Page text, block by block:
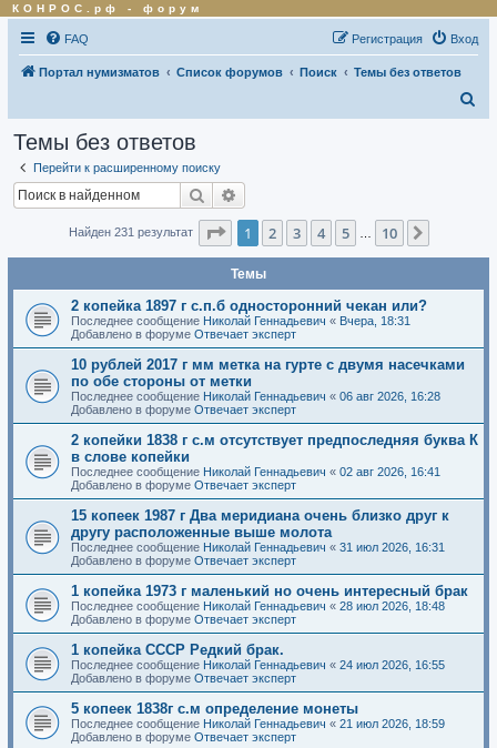
КОНРОС.рф - форум
FAQ Вход
Регистрация
Портал нумизматов Список форумов Поиск
Темы без ответов
Темы без ответов
Перейти к расширенному поиску
Поиск
Найден 231 результат Страница из 10
1 2 3 4 5 10
Темы
2 копейка 1897 г с.п.б односторонний чекан или?
Последнее сообщение Николай Геннадьевич « Вчера, 18:31
Добавлено в форуме Отвечает эксперт
10 рублей 2017 г мм метка на гурте с двумя насечками
по обе стороны от метки
Последнее сообщение Николай Геннадьевич « 06 авг 2026, 16:28
Добавлено в форуме Отвечает эксперт
2 копейки 1838 г с.м отсутствует предпоследняя буква К
в слове копейки
Последнее сообщение Николай Геннадьевич « 02 авг 2026, 16:41
Добавлено в форуме Отвечает эксперт
15 копеек 1987 г Два меридиана очень близко друг к
другу расположенные выше молота
Последнее сообщение Николай Геннадьевич « 31 июл 2026, 16:31
Добавлено в форуме Отвечает эксперт
1 копейка 1973 г маленький но очень интересный брак
Последнее сообщение Николай Геннадьевич « 28 июл 2026, 18:48
Добавлено в форуме Отвечает эксперт
1 копейка СССР Редкий брак.
Последнее сообщение Николай Геннадьевич « 24 июл 2026, 16:55
Добавлено в форуме Отвечает эксперт
5 копеек 1838г с.м определение монеты
Последнее сообщение Николай Геннадьевич « 21 июл 2026, 18:59
Добавлено в форуме Отвечает эксперт